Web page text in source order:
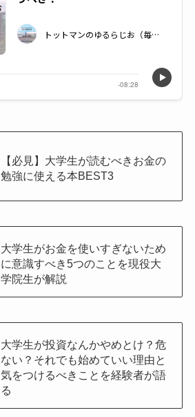
【必見】大学生が読むべきお金の
勉強に使える本BEST3
大学生がお金を使いすぎないため
に意識すべき5つのことを現役大
学院生が解説
大学生が投資なんかやめとけ？危
ない？それでも始めていい理由と
気をつけるべきことを経験者が語
る